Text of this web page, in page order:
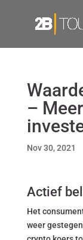
–
Nov 30, 2021
Actief
Het
weer